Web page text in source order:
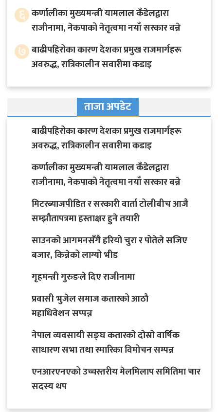
६ कर्णालीका मुख्यमन्त्री यामलाल कँडेलद्वारा
राजीनामा, नेकपाको नेतृत्वमा नयाँ सरकार बन्ने
७ बाढीपहिरोका कारण देशका प्रमुख राजमार्गहरू
अवरुद्ध, रात्रिकालीन सवारीमा कडाइ
ताजा अपडेट
बाढीपहिरोका कारण देशका प्रमुख राजमार्गहरू
अवरुद्ध, रात्रिकालीन सवारीमा कडाइ
कर्णालीका मुख्यमन्त्री यामलाल कँडेलद्वारा
राजीनामा, नेकपाको नेतृत्वमा नयाँ सरकार बन्ने
मिटरब्याजपीडित र सरकारी वार्ता टोलीबीच आजै
सम्झौतापत्रमा हस्ताक्षर हुने तयारी
साउनको आगमनसँगै हरियो चुरा र पोतेले सजिए
बजार, किन्नेको लाग्यो भीड
गृहमन्त्री गुरुङले दिए राजीनामा
प्रवासी भुजेल समाज कतारको आठाै
महाधिवेशन सप्पन्न
नेपाल व्यवसायी सङ्घ कतारको दोस्रो वार्षिक
साधारण सभा तथा स्मारिका विमोचन सम्पन्न
एनआरएनएको उच्चस्तरीय मेलमिलाप समितिमा चार
सदस्य थप